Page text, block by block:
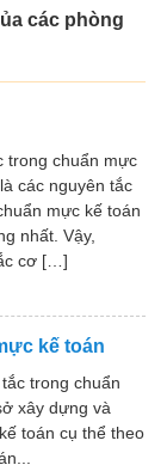
các phòng
trong chuẩn mực
các nguyên tắc
mực kế toán
nhất. Vậy,
cơ […]
kế toán
trong chuẩn
xây dựng và
toán cụ thể theo